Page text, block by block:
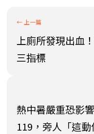
上廁所發現出血
三指標
熱中暑嚴重恐影
119，旁人「這